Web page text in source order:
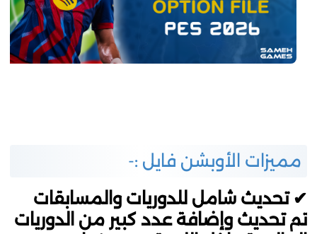
مميزات الأوبشن فايل :-
✔ تحديث شامل للدوريات والمسابقات
تم تحديث وإضافة عدد كبير من الدوريات